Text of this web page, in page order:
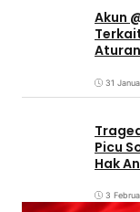
Akun
31
Picu
Hak
3